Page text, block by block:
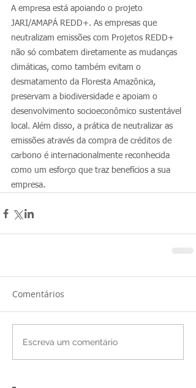
A empresa está apoiando o projeto
JARI/AMAPÁ REDD+. As empresas que
neutralizam emissões com Projetos REDD+
não só combatem diretamente as mudanças
climáticas, como também evitam o
desmatamento da Floresta Amazônica,
preservam a biodiversidade e apoiam o
desenvolvimento socioeconômico sustentável
local. Além disso, a prática de neutralizar as
emissões através da compra de créditos de
carbono é internacionalmente reconhecida
como um esforço que traz benefícios a sua
empresa.
Comentários
Escreva um comentário